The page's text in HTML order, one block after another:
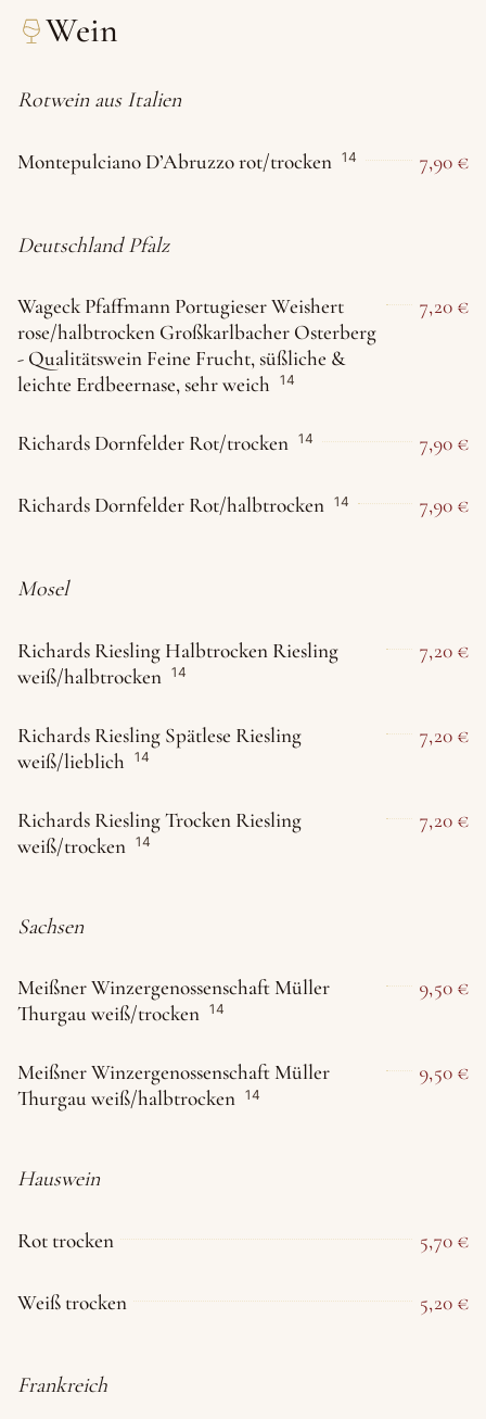
Wein
Rotwein aus Italien
Montepulciano D’Abruzzo rot/trocken 14 7,90 €
Deutschland Pfalz
Wageck Pfaffmann Portugieser Weishert
rose/halbtrocken Großkarlbacher Osterberg
- Qualitätswein Feine Frucht, süßliche &
leichte Erdbeernase, sehr weich
14
7,20 €
Richards Dornfelder Rot/trocken 14 7,90 €
Richards Dornfelder Rot/halbtrocken 14 7,90 €
Mosel
Richards Riesling Halbtrocken Riesling
weiß/halbtrocken
14
7,20 €
Richards Riesling Spätlese Riesling
weiß/lieblich
14
7,20 €
Richards Riesling Trocken Riesling
weiß/trocken
14
7,20 €
Sachsen
Meißner Winzergenossenschaft Müller
Thurgau weiß/trocken
14
9,50 €
Meißner Winzergenossenschaft Müller
Thurgau weiß/halbtrocken
14
9,50 €
Hauswein
Rot trocken 5,70 €
Weiß trocken 5,20 €
Frankreich